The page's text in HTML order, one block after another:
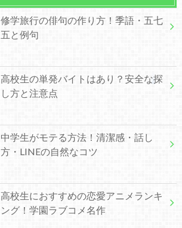
修学旅行の俳句の作り方！季語・五七
五と例句
高校生の単発バイトはあり？安全な探
し方と注意点
中学生がモテる方法！清潔感・話し
方・LINEの自然なコツ
高校生におすすめの恋愛アニメランキ
ング！学園ラブコメ名作